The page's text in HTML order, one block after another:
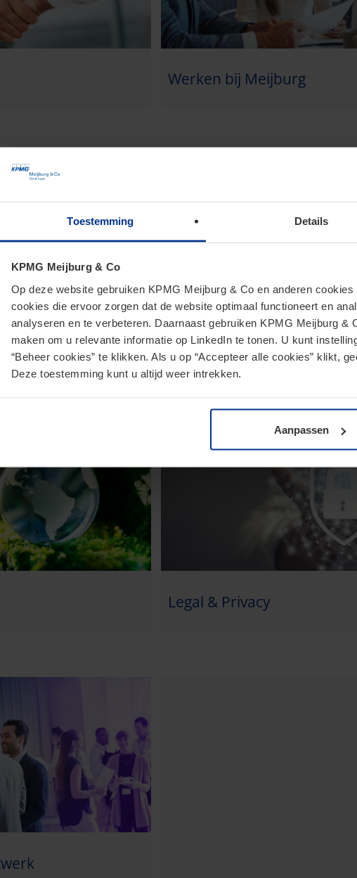
Toestemming Details
KPMG Meijburg & Co
Op deze website gebruiken KPMG Meijburg & Co en anderen
cookies die ervoor zorgen dat de website optimaal functioneert en
analyseren en te verbeteren. Daarnaast gebruiken KPMG Meijburg &
maken om u relevante informatie op LinkedIn te tonen. U kunt
“Beheer cookies” te klikken. Als u op “Accepteer alle cookies” klikt,
Deze toestemming kunt u altijd weer intrekken.
Aanpassen
Werken bij Meijburg
Sponsoring
Legal & Privacy